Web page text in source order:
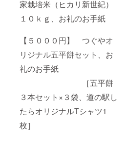
家栽培米（ヒカリ新世紀）
１０ｋｇ、お礼のお手紙
【５０００円】 つぐやオ
リジナル五平餅セット、お
礼のお手紙
［五平餅
３本セット×３袋、道の駅し
たらオリジナルTシャツ1
枚］